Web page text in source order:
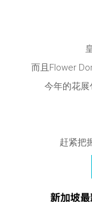
而且Flower
今年的花展
赶紧把